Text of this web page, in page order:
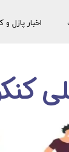
اخبار پازل و